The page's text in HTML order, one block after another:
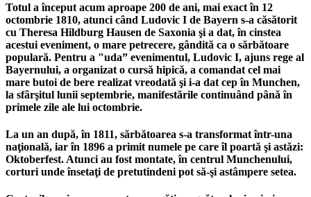
Totul a început acum aproape 200 de ani, mai exact în 12
octombrie 1810, atunci când Ludovic I de Bayern s-a căsătorit
cu Theresa Hildburg Hausen de Saxonia şi a dat, în cinstea
acestui eveniment, o mare petrecere, gândită ca o sărbătoare
populară. Pentru a "uda” evenimentul, Ludovic I, ajuns rege al
Bayernului, a organizat o cursă hipică, a comandat cel mai
mare butoi de bere realizat vreodată şi i-a dat cep în Munchen,
la sfârşitul lunii septembrie, manifestările continuând până în
primele zile ale lui octombrie.
La un an după, în 1811, sărbătoarea s-a transformat într-una
naţională, iar în 1896 a primit numele pe care îl poartă şi astăzi:
Oktoberfest. Atunci au fost montate, în centrul Munchenului,
corturi unde însetaţi de pretutindeni pot să-şi astâmpere setea.